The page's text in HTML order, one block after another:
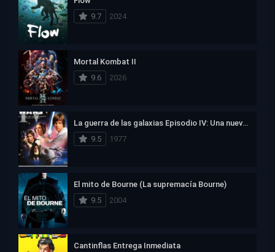
9.7
2024
Mortal Kombat II
9.6
2026
La guerra de las galaxias Episodio IV: Una nueva esperanza
9.5
1977
El mito de Bourne (La supremacía Bourne)
9.5
2004
Cantinflas Entrega Inmediata